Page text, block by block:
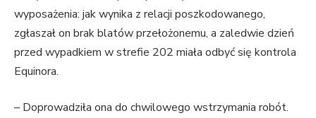
wyposażenia: jak wynika z relacji poszkodowanego,
zgłaszał on brak blatów przełożonemu, a zaledwie dzień
przed wypadkiem w strefie 202 miała odbyć się kontrola
Equinora.
– Doprowadziła ona do chwilowego wstrzymania robót.